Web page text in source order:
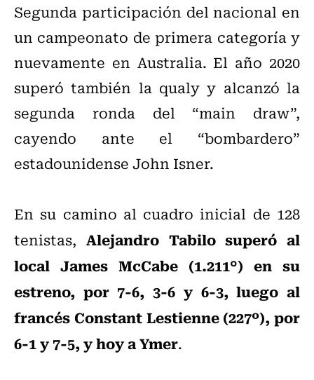
Segunda participación del nacional en
un campeonato de primera categoría y
nuevamente en Australia. El año 2020
superó también la qualy y alcanzó la
segunda ronda del “main draw”,
cayendo ante el “bombardero”
estadounidense John Isner.
En su camino al cuadro inicial de 128
tenistas, Alejandro Tabilo superó al
local James McCabe (1.211°) en su
estreno, por 7-6, 3-6 y 6-3, luego al
francés Constant Lestienne (227º), por
6-1 y 7-5, y hoy a Ymer.